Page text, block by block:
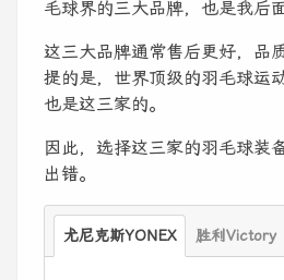
毛球界的三大品牌，也是我后
这三大品牌通常售后更好，品
提的是，世界顶级的羽毛球运
也是这三家的。
因此，选择这三家的羽毛球装
出错。
尤尼克斯YONEX 胜利Victory